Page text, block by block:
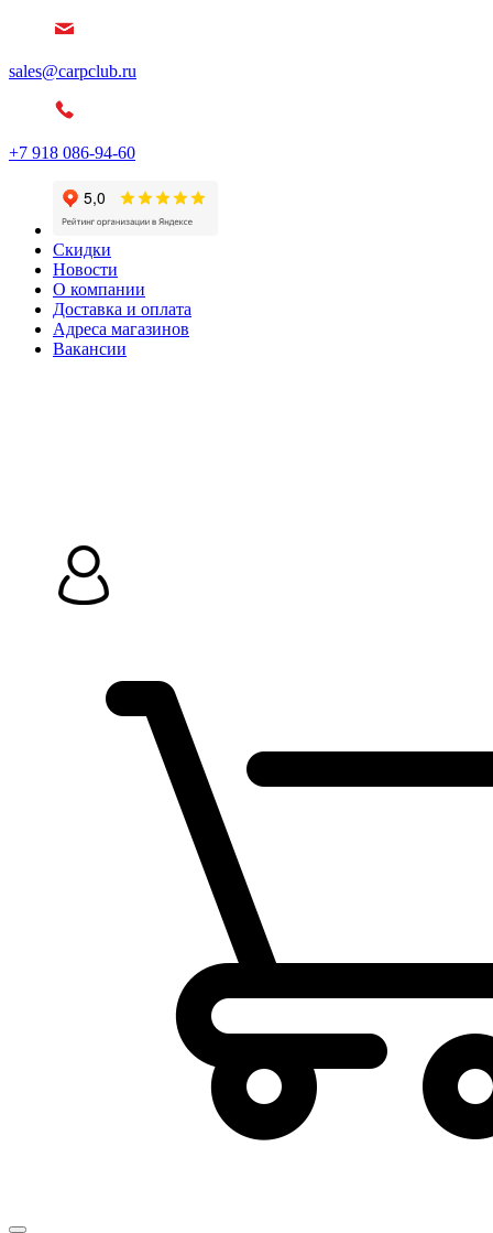
sales@carpclub.ru
+7 918 086-94-60
Скидки
Новости
О компании
Доставка и оплата
Адреса магазинов
Вакансии